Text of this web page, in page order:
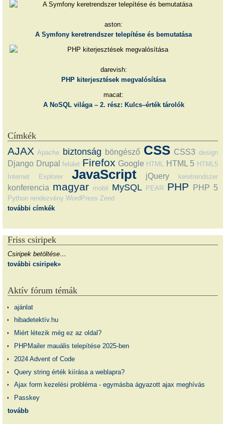
aston:
A Symfony keretrendszer telepítése és bemutatása
darevish:
PHP kiterjesztések megvalósítása
macat:
A NoSQL világa – 2. rész: Kulcs–érték tárolók
Címkék
AJAX Apache biztonság böngésző CSS CSS3 design
Django Drupal felület Firefox Google HTML HTML 5 HTML5
Internet Explorer
JavaScript jQuery keretrendszer
konferencia magyar mobil MySQL PEAR PHP PHP 5
Python rendezvény WordPress Zend
további címkék
Friss csiripek
Csiripek betöltése…
további csiripek»
Aktív fórum témák
ajánlat
hibadetektív.hu
Miért létezik még ez az oldal?
PHPMailer mauális telepítése 2025-ben
2024 Advent of Code
Query string érték kiírása a weblapra?
Ajax form kezelési probléma - egymásba ágyazott ajax meghívás
Passkey
tovább